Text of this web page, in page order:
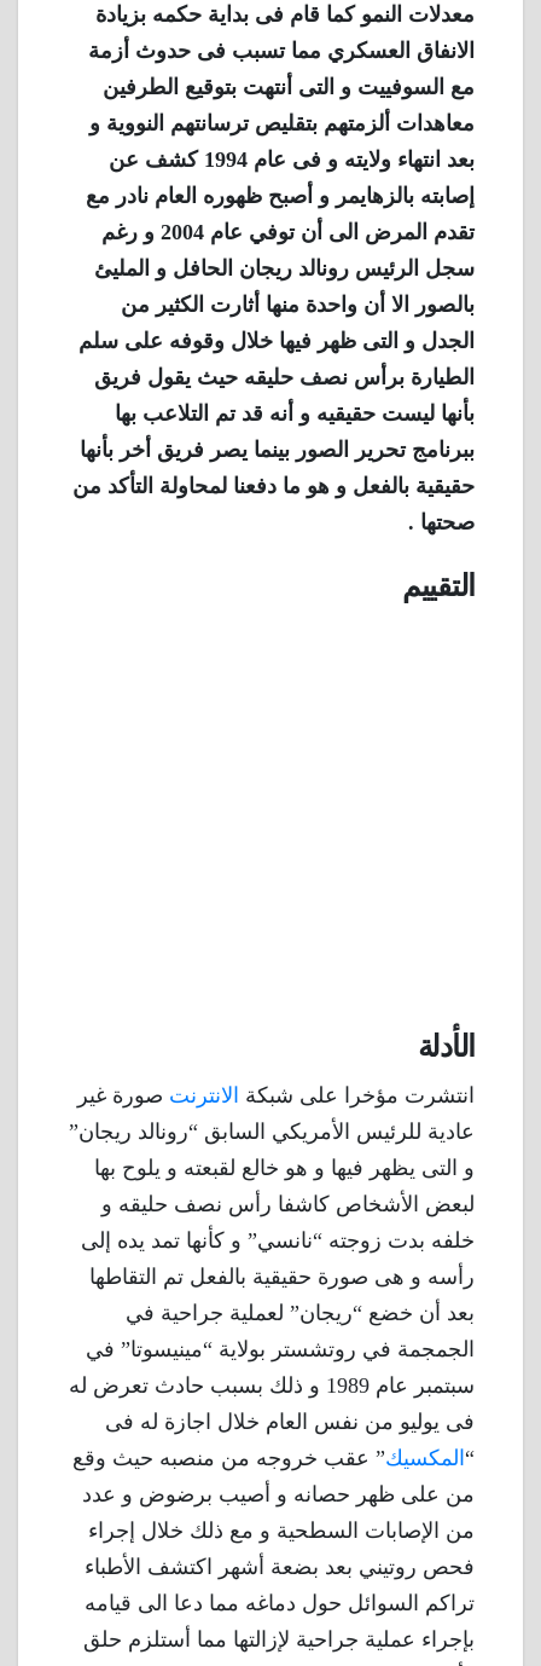
معدلات النمو كما قام فى بداية حكمه بزيادة
الانفاق العسكري مما تسبب فى حدوث أزمة
مع السوفييت و التى أنتهت بتوقيع الطرفين
معاهدات ألزمتهم بتقليص ترسانتهم النووية و
بعد انتهاء ولايته و فى عام 1994 كشف عن
إصابته بالزهايمر و أصبح ظهوره العام نادر مع
تقدم المرض الى أن توفي عام 2004 و رغم
سجل الرئيس رونالد ريجان الحافل و المليئ
بالصور الا أن واحدة منها أثارت الكثير من
الجدل و التى ظهر فيها خلال وقوفه على سلم
الطيارة برأس نصف حليقه حيث يقول فريق
بأنها ليست حقيقيه و أنه قد تم التلاعب بها
ببرنامج تحرير الصور بينما يصر فريق أخر بأنها
حقيقية بالفعل و هو ما دفعنا لمحاولة التأكد من
صحتها .
التقييم
الأدلة
انتشرت مؤخرا على شبكة الانترنت صورة غير
عادية للرئيس الأمريكي السابق “رونالد ريجان”
و التى يظهر فيها و هو خالع لقبعته و يلوح بها
لبعض الأشخاص كاشفا رأس نصف حليقه و
خلفه بدت زوجته “نانسي” و كأنها تمد يده إلى
رأسه و هى صورة حقيقية بالفعل تم التقاطها
بعد أن خضع “ريجان” لعملية جراحية في
الجمجمة في روتشستر بولاية “مينيسوتا” في
سبتمبر عام 1989 و ذلك بسبب حادث تعرض له
فى يوليو من نفس العام خلال اجازة له فى
“المكسيك” عقب خروجه من منصبه حيث وقع
من على ظهر حصانه و أصيب برضوض و عدد
من الإصابات السطحية و مع ذلك خلال إجراء
فحص روتيني بعد بضعة أشهر اكتشف الأطباء
تراكم السوائل حول دماغه مما دعا الى قيامه
بإجراء عملية جراحية لإزالتها مما أستلزم حلق